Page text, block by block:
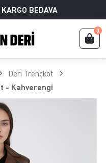
KARGO BEDAVA
0
Deri Trençkot
- Kahverengi